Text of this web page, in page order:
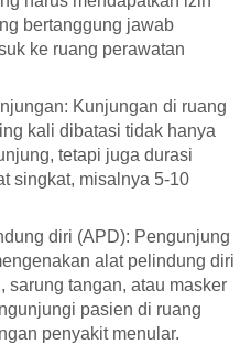
bertanggung jawab
ke ruang perawatan
Kunjungan di ruang
kali dibatasi tidak hanya
tetapi juga durasi
singkat, misalnya 5-10
diri (APD): Pengunjung
alat pelindung diri
sarung tangan, atau masker
pasien di ruang
penyakit menular.